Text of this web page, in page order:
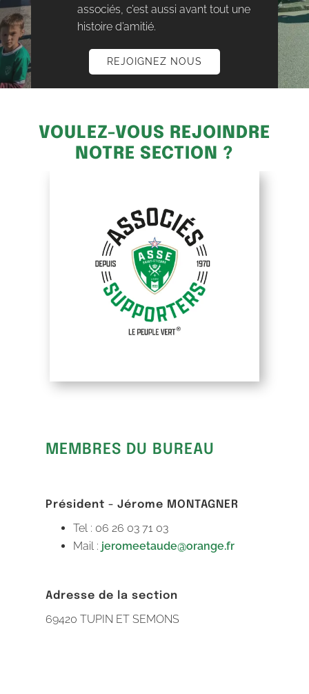
associés, c’est aussi avant tout une
histoire d’amitié.
REJOIGNEZ NOUS
VOULEZ-VOUS REJOINDRE
NOTRE SECTION ?
MEMBRES DU BUREAU
Président - Jérome MONTAGNER
Tel : 06 26 03 71 03
Mail : jeromeetaude@orange.fr
Adresse de la section
69420 TUPIN ET SEMONS